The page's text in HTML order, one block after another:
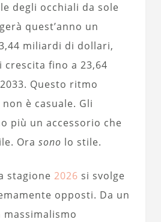
degli occhiali da sole
quest’anno un
miliardi di dollari,
fino a 23,64
Questo ritmo
non è casuale. Gli
più un accessorio che
Ora sono lo stile.
stagione 2026 si svolge
opposti. Da un